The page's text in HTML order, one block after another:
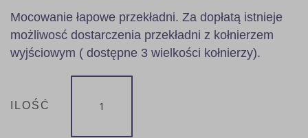
Mocowanie łapowe przekładni. Za dopłatą istnieje
możliwosć dostarczenia przekładni z kołnierzem
wyjściowym ( dostępne 3 wielkości kołnierzy).
ILOŚĆ